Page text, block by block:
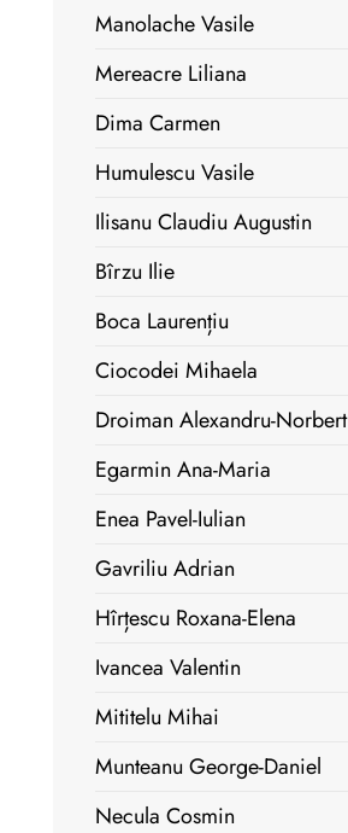
Manolache Vasile
Mereacre Liliana
Dima Carmen
Humulescu Vasile
Ilisanu Claudiu Augustin
Bîrzu Ilie
Boca Laurențiu
Ciocodei Mihaela
Droiman Alexandru-Norbert
Egarmin Ana-Maria
Enea Pavel-Iulian
Gavriliu Adrian
Hîrțescu Roxana-Elena
Ivancea Valentin
Mititelu Mihai
Munteanu George-Daniel
Necula Cosmin